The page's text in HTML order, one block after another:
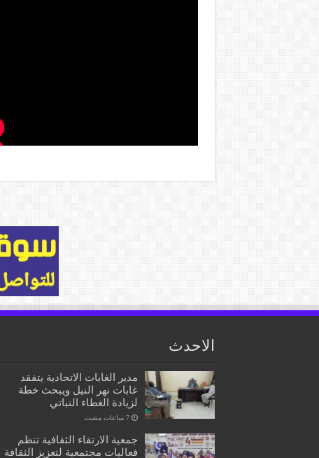
الاحدث
مدير الغابات الاتحادية يتفقد
غابات نهر النيل ويبحث خطة
لزيادة الغطاء النباتي
‏7 ساعات مضت
جمعية الارتقاء الثقافية تنظم
فعاليات مجتمعية لتعزيز الثقافة